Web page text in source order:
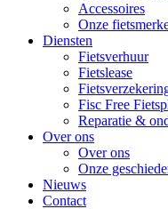
Accessoires
Onze
Diensten
Fietsverhuur
Fietslease
Fisc Free
Reparatie &
Over ons
Over ons
Onze
Nieuws
Contact